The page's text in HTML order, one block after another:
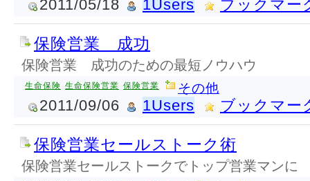
2011/05/18 1Users ブックマー
保険営業 成功
保険営業 成功のための最短ノウハウ
生命保険 生命保険営業 保険営業 その他
2011/09/06 1Users ブックマー
保険営業セールストーク術
保険営業セールストークでトップ営業マンに